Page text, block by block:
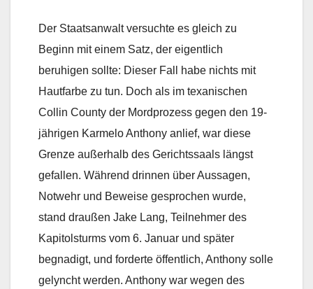
Der Staatsanwalt versuchte es gleich zu
Beginn mit einem Satz, der eigentlich
beruhigen sollte: Dieser Fall habe nichts mit
Hautfarbe zu tun. Doch als im texanischen
Collin County der Mordprozess gegen den 19-
jährigen Karmelo Anthony anlief, war diese
Grenze außerhalb des Gerichtssaals längst
gefallen. Während drinnen über Aussagen,
Notwehr und Beweise gesprochen wurde,
stand draußen Jake Lang, Teilnehmer des
Kapitolsturms vom 6. Januar und später
begnadigt, und forderte öffentlich, Anthony solle
gelyncht werden. Anthony war wegen des